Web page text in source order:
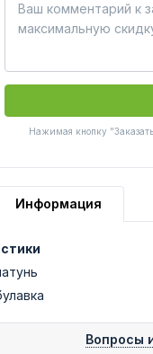
Нажимая кнопку
Информация
Вопросы